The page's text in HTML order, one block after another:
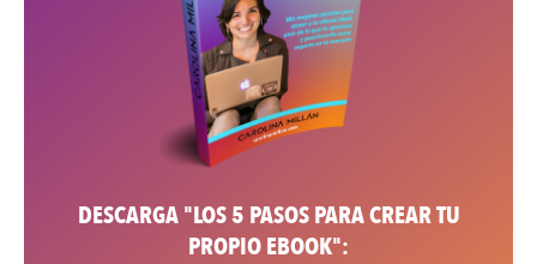
DESCARGA "LOS 5 PASOS PARA CREAR TU
PROPIO EBOOK":